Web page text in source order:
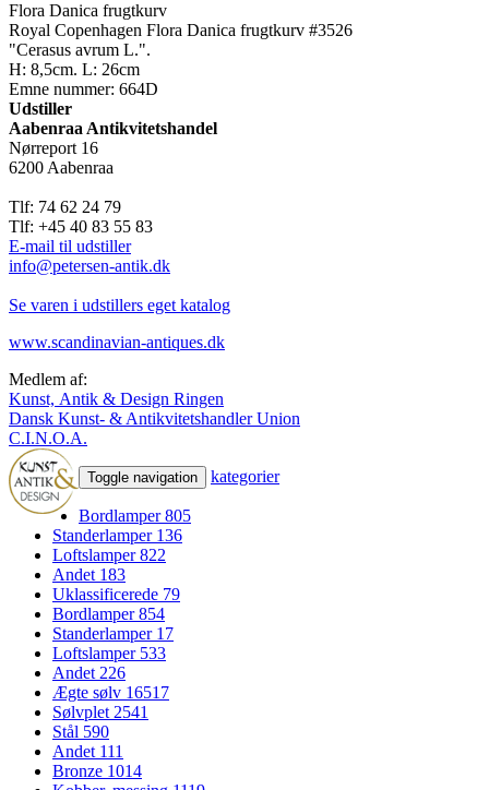
Flora Danica frugtkurv
Royal Copenhagen Flora Danica frugtkurv #3526
"Cerasus avrum L.".
H: 8,5cm. L: 26cm
Emne nummer: 664D
Udstiller
Aabenraa Antikvitetshandel
Nørreport 16
6200 Aabenraa
Tlf: 74 62 24 79
Tlf: +45 40 83 55 83
E-mail til udstiller
info@petersen-antik.dk
Se varen i udstillers eget katalog
www.scandinavian-antiques.dk
Medlem af:
Kunst, Antik & Design Ringen
Dansk Kunst- & Antikvitetshandler Union
C.I.N.O.A.
Toggle navigation kategorier
Bordlamper805
Standerlamper 136
Loftslamper822
Andet 183
Uklassificerede 79
Bordlamper854
Standerlamper 17
Loftslamper 533
Andet 226
Ægte sølv 16517
Sølvplet 2541
Stål 590
Andet 111
Bronze 1014